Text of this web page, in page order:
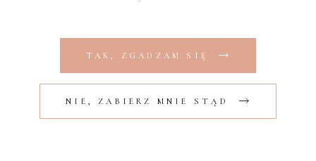
TAK, ZGADZAM SIĘ
NIE, ZABIERZ MNIE STĄD